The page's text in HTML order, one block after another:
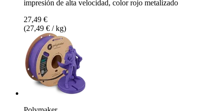
impresión de alta velocidad, color rojo metalizado
27,49 €
(27,49 € / kg)